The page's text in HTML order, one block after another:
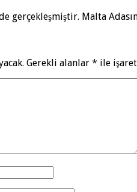
gerçekleşmiştir. Malta
Gerekli alanlar * ile